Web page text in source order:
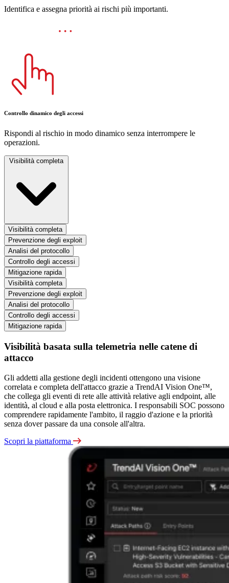
Identifica e assegna priorità ai rischi più importanti.
Controllo dinamico degli accessi
Rispondi al rischio in modo dinamico senza interrompere le
operazioni.
Visibilità completa
Visibilità completa
Prevenzione degli exploit
Analisi del protocollo
Controllo degli accessi
Mitigazione rapida
Visibilità completa
Prevenzione degli exploit
Analisi del protocollo
Controllo degli accessi
Mitigazione rapida
Visibilità basata sulla telemetria nelle catene di
attacco
Gli addetti alla gestione degli incidenti ottengono una visione
correlata e completa dell'attacco grazie a TrendAI Vision One™,
che collega gli eventi di rete alle attività relative agli endpoint, alle
identità, al cloud e alla posta elettronica. I responsabili SOC possono
comprendere rapidamente l'ambito, il raggio d'azione e la priorità
senza dover passare da una console all'altra.
Scopri la piattaforma